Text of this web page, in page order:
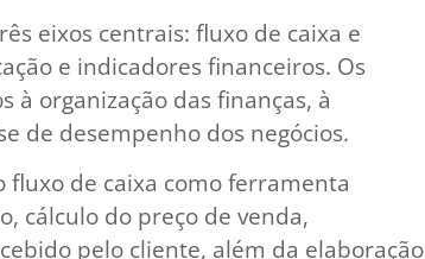
eixos centrais: fluxo de caixa e
e indicadores financeiros. Os
à organização das finanças, à
de desempenho dos negócios.
fluxo de caixa como ferramenta
cálculo do preço de venda,
pelo cliente, além da elaboração